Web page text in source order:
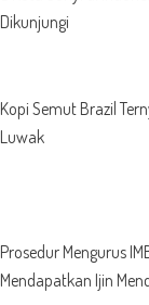
Dikunjungi
Kopi Semut Brazil
Luwak
Prosedur Mengurus
Mendapatkan Ijin